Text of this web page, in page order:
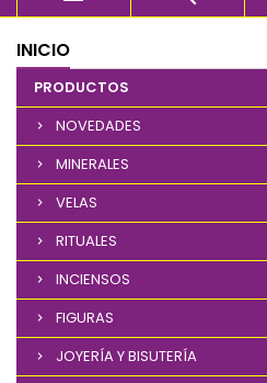
INICIO
PRODUCTOS
NOVEDADES
MINERALES
VELAS
RITUALES
INCIENSOS
FIGURAS
JOYERÍA Y BISUTERÍA